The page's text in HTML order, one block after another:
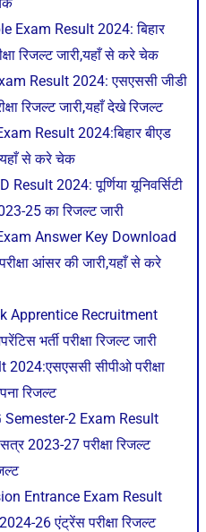
Exam Result 2024: बिहार
रिजल्ट जारी,यहाँ से करे चेक
Result 2024: एसएससी जीडी
रिजल्ट जारी,यहाँ देखे रिजल्ट
Result 2024:बिहार बीएड
से करे चेक
2024: पूर्णिया यूनिवर्सिटी
25 का रिजल्ट जारी
Answer Key Download
आंसर की जारी,यहाँ से करे
Apprentice Recruitment
भर्ती परीक्षा रिजल्ट जारी
सीपीओ परीक्षा
रिजल्ट
Semester-2 Exam Result
2023-27 परीक्षा रिजल्ट
Entrance Exam Result
26 एंट्रेंस परीक्षा रिजल्ट